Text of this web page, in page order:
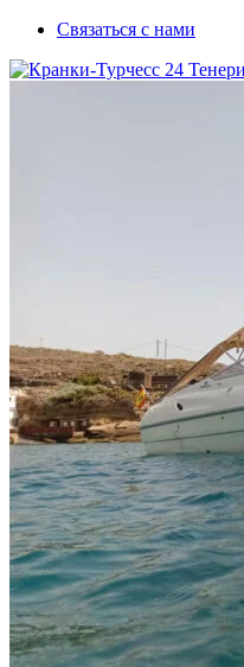
Связаться с нами